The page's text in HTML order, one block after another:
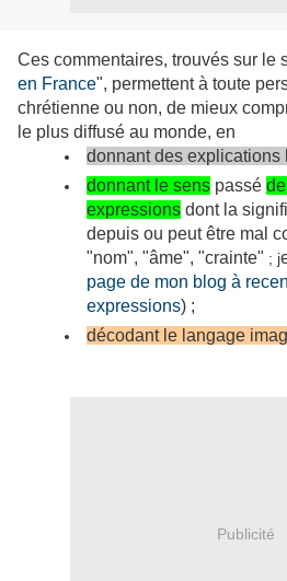
Ces commentaires, trouvés sur le
en France", permettent à toute
chrétienne ou non, de mieux
le plus diffusé au monde, en
donnant des explications
donnant le sens passé
expressions dont la
depuis ou peut être mal
"nom", "âme", "crainte" ; j
page de mon blog à
expressions) ;
décodant le langage
Publicité